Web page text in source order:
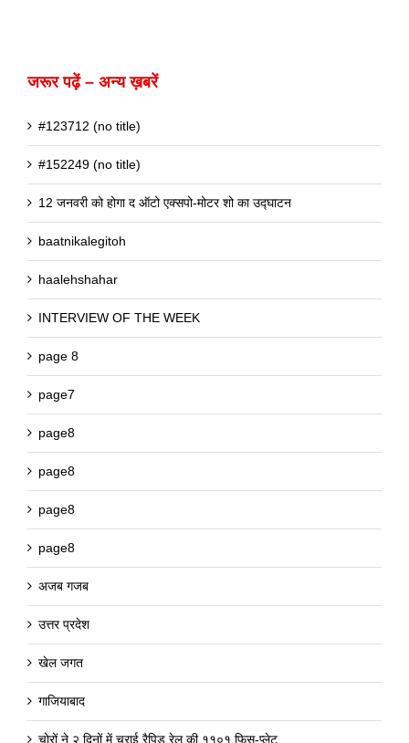
जरूर पढ़ें – अन्य ख़बरें
#123712 (no title)
#152249 (no title)
12 जनवरी को होगा द ऑटो एक्सपो-मोटर शो का उद्घाटन
baatnikalegitoh
haalehshahar
INTERVIEW OF THE WEEK
page 8
page7
page8
page8
page8
page8
अजब गजब
उत्तर प्रदेश
खेल जगत
गाजियाबाद
चोरों ने २ दिनों में चुराई रैपिड रेल की ११०१ फिस-प्लेट